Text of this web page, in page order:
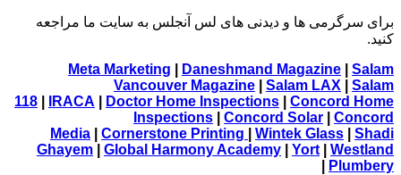
برای سرگرمی ها و دیدنی های لس آنجلس به سایت ما مراجعه
کنید.
Meta Marketing
Daneshmand Magazine
Salam
Vancouver Magazine
Salam LAX
Salam
118
IRACA Doctor Home Inspections
Concord Home
Inspections
Concord Solar
Concord
Media
Cornerstone Printing Wintek Glass
Shadi
Ghayem
Global Harmony Academy Yort
Westland
Plumbery